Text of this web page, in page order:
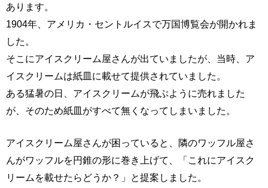
あります。
1904年、アメリカ・セントルイスで万国博覧会が開かれま
した。
そこにアイスクリーム屋さんが出ていましたが、当時、ア
イスクリームは紙皿に載せて提供されていました。
ある猛暑の日、アイスクリームが飛ぶように売れました
が、そのため紙皿がすべて無くなってしまいました。
アイスクリーム屋さんが困っていると、隣のワッフル屋さ
んがワッフルを円錐の形に巻き上げて、「これにアイスク
リームを載せたらどうか？」と提案しました。